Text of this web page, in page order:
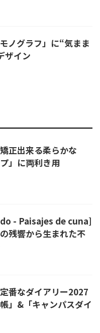
ノグラフ」に“気まま
ザイン
正出来る柔らかな
」に両利き用
- Paisajes de cuna]
残響から生まれた不
番なダイアリー2027
」&「キャンパスダイ